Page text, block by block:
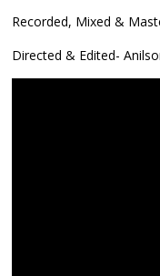
Recorded, Mixed &
Directed & Edited-